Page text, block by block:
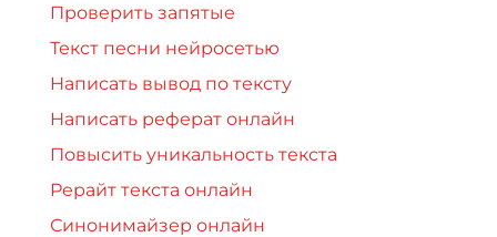
Проверить запятые
Текст песни нейросетью
Написать вывод по тексту
Написать реферат онлайн
Повысить уникальность текста
Рерайт текста онлайн
Синонимайзер онлайн